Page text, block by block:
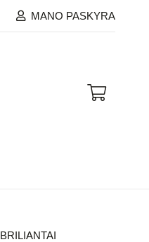
MANO PASKYRA
BRILIANTAI